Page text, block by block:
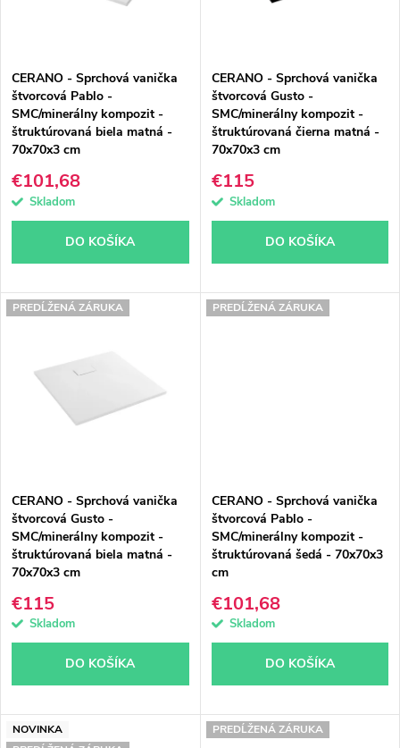
p
r
o
d
u
t
o
r
o
d
u
t
o
CERANO - Sprchová vanička
štvorcová Pablo -
SMC/minerálny kompozit -
štruktúrovaná biela matná -
70x70x3 cm
€101,68
Skladom
DO KOŠÍKA
CERANO - Sprchová vanička
štvorcová Gusto -
SMC/minerálny kompozit -
štruktúrovaná čierna matná -
70x70x3 cm
€115
Skladom
DO KOŠÍKA
PREDĹŽENÁ ZÁRUKA
CERANO - Sprchová vanička
štvorcová Gusto -
SMC/minerálny kompozit -
štruktúrovaná biela matná -
70x70x3 cm
€115
Skladom
DO KOŠÍKA
PREDĹŽENÁ ZÁRUKA
CERANO - Sprchová vanička
štvorcová Pablo -
SMC/minerálny kompozit -
štruktúrovaná šedá - 70x70x3
cm
€101,68
Skladom
DO KOŠÍKA
NOVINKA
PREDĹŽENÁ ZÁRUKA